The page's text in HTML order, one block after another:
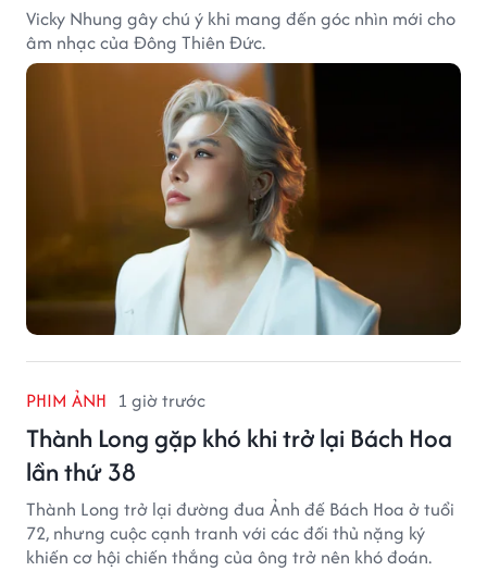
Vicky Nhung gây chú ý khi mang đến góc nhìn mới cho
âm nhạc của Đông Thiên Đức.
PHIM ẢNH 1 giờ trước
Thành Long gặp khó khi trở lại Bách Hoa
lần thứ 38
Thành Long trở lại đường đua Ảnh đế Bách Hoa ở tuổi
72, nhưng cuộc cạnh tranh với các đối thủ nặng ký
khiến cơ hội chiến thắng của ông trở nên khó đoán.